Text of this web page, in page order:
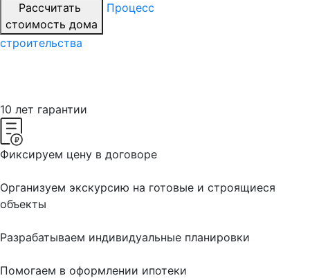
Рассчитать
стоимость дома
Процесс
строительства
10 лет гарантии
Фиксируем цену в договоре
Организуем экскурсию на готовые и строящиеся
объекты
Разрабатываем индивидуальные планировки
Помогаем в оформлении ипотеки